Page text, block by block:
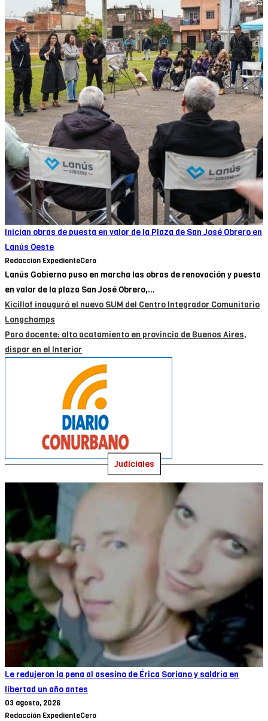
Inician obras de puesta en valor de la Plaza de San José Obrero en
Lanús Oeste
Redacción ExpedienteCero
Lanús Gobierno puso en marcha las obras de renovación y puesta
en valor de la plaza San José Obrero,...
Kicillof inauguró el nuevo SUM del Centro Integrador Comunitario
Longchamps
Paro docente: alto acatamiento en provincia de Buenos Aires,
dispar en el Interior
Judiciales
Le redujeron la pena al asesino de Érica Soriano y saldría en
libertad un año antes
03 agosto, 2026
Redacción ExpedienteCero